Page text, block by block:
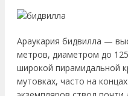
Араукария бидвилла —
метров, диаметром до
широкой пирамидальной
мутовках, часто на